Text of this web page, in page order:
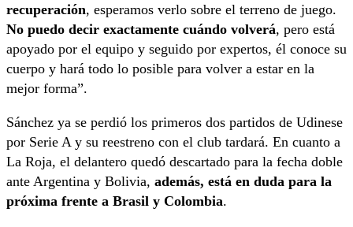
recuperación, esperamos verlo sobre el terreno de juego.
No puedo decir exactamente cuándo volverá, pero está
apoyado por el equipo y seguido por expertos, él conoce su
cuerpo y hará todo lo posible para volver a estar en la
mejor forma”.
Sánchez ya se perdió los primeros dos partidos de Udinese
por Serie A y su reestreno con el club tardará. En cuanto a
La Roja, el delantero quedó descartado para la fecha doble
ante Argentina y Bolivia, además, está en duda para la
próxima frente a Brasil y Colombia.